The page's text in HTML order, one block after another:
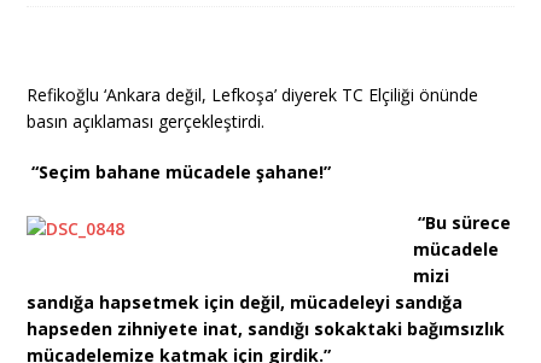
Refikoğlu ‘Ankara değil, Lefkoşa’ diyerek TC Elçiliği önünde
basın açıklaması gerçekleştirdi.
“Seçim bahane mücadele şahane!”
“Bu sürece
mücadele
mizi
sandığa hapsetmek için değil, mücadeleyi sandığa
hapseden zihniyete inat, sandığı sokaktaki bağımsızlık
mücadelemize katmak için girdik.”